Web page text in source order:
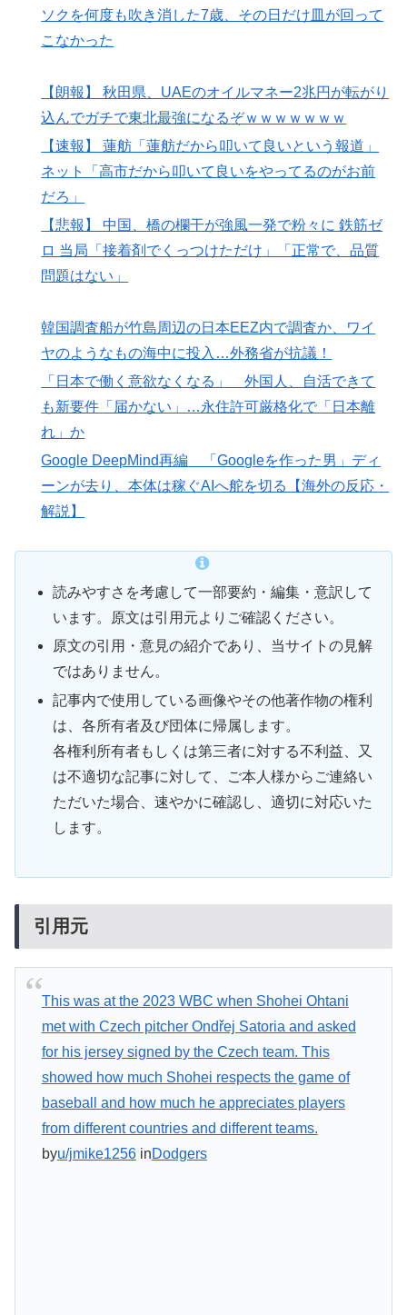
ソクを何度も吹き消した7歳、その日だけ皿が回って
こなかった
【朗報】 秋田県、UAEのオイルマネー2兆円が転がり
込んでガチで東北最強になるぞｗｗｗｗｗｗｗ
【速報】 蓮舫「蓮舫だから叩いて良いという報道」
ネット「高市だから叩いて良いをやってるのがお前
だろ」
【悲報】 中国、橋の欄干が強風一発で粉々に 鉄筋ゼ
ロ 当局「接着剤でくっつけただけ」「正常で、品質
問題はない」
韓国調査船が竹島周辺の日本EEZ内で調査か、ワイ
ヤのようなもの海中に投入…外務省が抗議！
「日本で働く意欲なくなる」 外国人、自活できて
も新要件「届かない」…永住許可厳格化で「日本離
れ」か
Google DeepMind再編 「Googleを作った男」ディ
ーンが去り、本体は稼ぐAIへ舵を切る【海外の反応・
解説】
読みやすさを考慮して一部要約・編集・意訳して
います。原文は引用元よりご確認ください。
原文の引用・意見の紹介であり、当サイトの見解
ではありません。
記事内で使用している画像やその他著作物の権利
は、各所有者及び団体に帰属します。
各権利所有者もしくは第三者に対する不利益、又
は不適切な記事に対して、ご本人様からご連絡い
ただいた場合、速やかに確認し、適切に対応いた
します。
引用元
This was at the 2023 WBC when Shohei Ohtani
met with Czech pitcher Ondřej Satoria and asked
for his jersey signed by the Czech team. This
showed how much Shohei respects the game of
baseball and how much he appreciates players
from different countries and different teams.
byu/jmike1256inDodgers